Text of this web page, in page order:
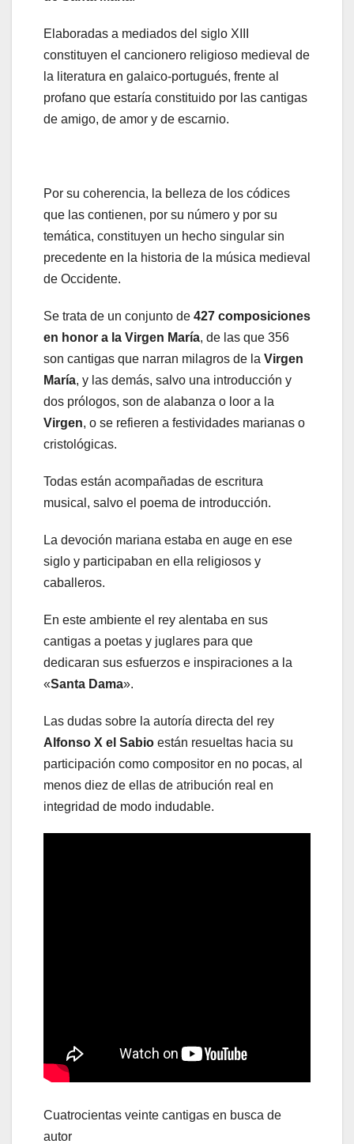
Elaboradas a mediados del siglo XIII
constituyen el cancionero religioso medieval de
la literatura en galaico-portugués, frente al
profano que estaría constituido por las cantigas
de amigo, de amor y de escarnio.
Por su coherencia, la belleza de los códices
que las contienen, por su número y por su
temática, constituyen un hecho singular sin
precedente en la historia de la música medieval
de Occidente.
Se trata de un conjunto de 427 composiciones
en honor a la Virgen María, de las que 356
son cantigas que narran milagros de la Virgen
María, y las demás, salvo una introducción y
dos prólogos, son de alabanza o loor a la
Virgen, o se refieren a festividades marianas o
cristológicas.
Todas están acompañadas de escritura
musical, salvo el poema de introducción.
La devoción mariana estaba en auge en ese
siglo y participaban en ella religiosos y
caballeros.
En este ambiente el rey alentaba en sus
cantigas a poetas y juglares para que
dedicaran sus esfuerzos e inspiraciones a la
«Santa Dama».
Las dudas sobre la autoría directa del rey
Alfonso X el Sabio están resueltas hacia su
participación como compositor en no pocas, al
menos diez de ellas de atribución real en
integridad de modo indudable.
Cuatrocientas veinte cantigas en busca de
autor